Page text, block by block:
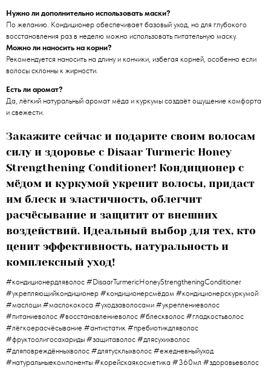
Нужно ли дополнительно использовать маски?
По желанию. Кондиционер обеспечивает базовый уход, но для глубокого
восстановления раз в неделю можно использовать питательную маску.
Можно ли наносить на корни?
Рекомендуется наносить на длину и кончики, избегая корней, особенно если
волосы склонны к жирности.
Есть ли аромат?
Да, лёгкий натуральный аромат мёда и куркумы создаёт ощущение комфорта
и свежести.
Закажите сейчас и подарите своим волосам
силу и здоровье с Disaar Turmeric Honey
Strengthening Conditioner! Кондиционер с
мёдом и куркумой укрепит волосы, придаст
им блеск и эластичность, облегчит
расчёсывание и защитит от внешних
воздействий. Идеальный выбор для тех, кто
ценит эффективность, натуральность и
комплексный уход!
#кондиционердляволос #DisaarTurmericHoneyStrengtheningConditioner
#укрепляющийкондиционер #кондиционерсмёдом #кондиционерскуркумой
#маслоши #маслококоса #уходзаволосами #укреплениеволос
#питаниеволос #восстановлениеволос #блескволос #гладкостьволос
#лёгкоерасчёсывание #антистатик #пребиотикдляволос
#фруктоолигосахариды #защитаволос #длясухихволос
#дляповреждённыхволос #длятусклыхволос #ежедневныйуход
#натуральныекомпоненты #корейскаякосметика #360мл #здоровьеволос